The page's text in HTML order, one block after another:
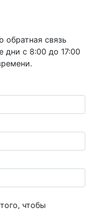
обратная связь
дни с 8:00 до 17:00
чтобы